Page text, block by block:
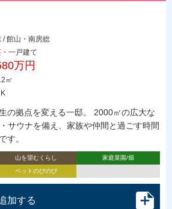
/ 館山・南房総
・一戸建て
万円
㎡
の拠点を変える一邸。 2000㎡の広大な
サウナを備え、家族や仲間と過ごす時間
す。
山を望むくらし
家庭菜園/畑
ペットのびのび
加する